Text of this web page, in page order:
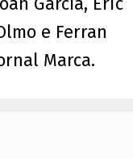
e Ferran
Marca.